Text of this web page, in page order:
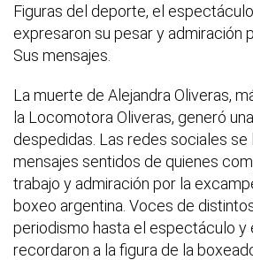
Figuras del deporte, el
expresaron su pesar y admiración
Sus mensajes.
La muerte de Alejandra Oliveras,
la Locomotora Oliveras, generó
despedidas. Las redes sociales se
mensajes sentidos de quienes
trabajo y admiración por la
boxeo argentina. Voces de
periodismo hasta el espectáculo y
recordaron a la figura de la